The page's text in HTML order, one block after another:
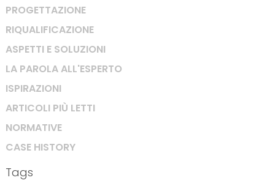
PROGETTAZIONE
RIQUALIFICAZIONE
ASPETTI E SOLUZIONI
LA PAROLA ALL'ESPERTO
ISPIRAZIONI
ARTICOLI PIÙ LETTI
NORMATIVE
CASE HISTORY
Tags